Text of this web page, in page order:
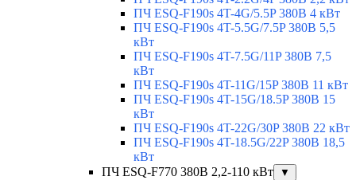
ПЧ ESQ-F190s 4T-4G/5.5P 380В 4 кВт
ПЧ ESQ-F190s 4T-5.5G/7.5P 380В 5,5
кВт
ПЧ ESQ-F190s 4T-7.5G/11P 380В 7,5
кВт
ПЧ ESQ-F190s 4T-11G/15P 380В 11 кВт
ПЧ ESQ-F190s 4T-15G/18.5P 380В 15
кВт
ПЧ ESQ-F190s 4T-22G/30P 380В 22 кВт
ПЧ ESQ-F190s 4T-18.5G/22P 380В 18,5
кВт
ПЧ ESQ-F770 380В 2,2-110 кВт
▼